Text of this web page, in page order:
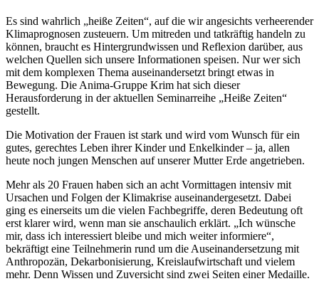
Es sind wahrlich „heiße Zeiten“, auf die wir angesichts verheerender
Klimaprognosen zusteuern. Um mitreden und tatkräftig handeln zu
können, braucht es Hintergrundwissen und Reflexion darüber, aus
welchen Quellen sich unsere Informationen speisen. Nur wer sich
mit dem komplexen Thema auseinandersetzt bringt etwas in
Bewegung. Die Anima-Gruppe Krim hat sich dieser
Herausforderung in der aktuellen Seminarreihe „Heiße Zeiten“
gestellt.
Die Motivation der Frauen ist stark und wird vom Wunsch für ein
gutes, gerechtes Leben ihrer Kinder und Enkelkinder – ja, allen
heute noch jungen Menschen auf unserer Mutter Erde angetrieben.
Mehr als 20 Frauen haben sich an acht Vormittagen intensiv mit
Ursachen und Folgen der Klimakrise auseinandergesetzt. Dabei
ging es einerseits um die vielen Fachbegriffe, deren Bedeutung oft
erst klarer wird, wenn man sie anschaulich erklärt. „Ich wünsche
mir, dass ich interessiert bleibe und mich weiter informiere“,
bekräftigt eine Teilnehmerin rund um die Auseinandersetzung mit
Anthropozän, Dekarbonisierung, Kreislaufwirtschaft und vielem
mehr. Denn Wissen und Zuversicht sind zwei Seiten einer Medaille.